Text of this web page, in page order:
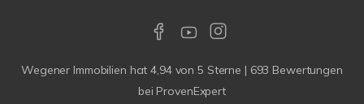
Wegener Immobilien hat4,94von5 Sterne | 693 Bewertungen
bei ProvenExpert